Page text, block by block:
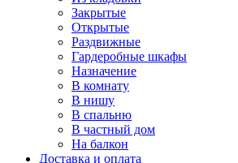
Закрытые
Открытые
Раздвижные
Гардеробные шкафы
Назначение
В комнату
В нишу
В спальню
В частный дом
На балкон
Доставка и оплата